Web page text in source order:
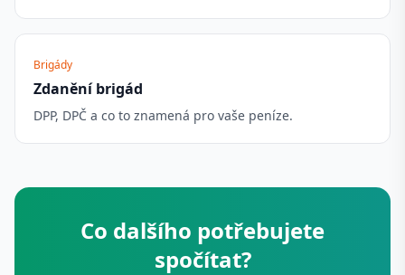
Brigády
Zdanění brigád
DPP, DPČ a co to znamená pro vaše peníze.
Co dalšího potřebujete
spočítat?